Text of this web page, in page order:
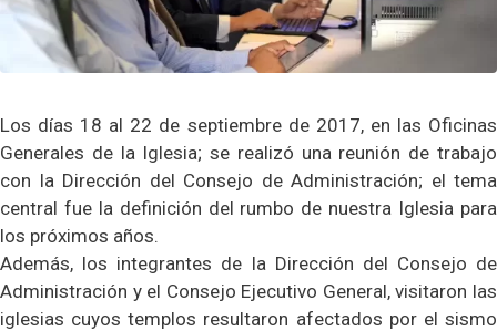
Los días 18 al 22 de septiembre de 2017, en las Oficinas
Generales de la Iglesia; se realizó una reunión de trabajo
con la Dirección del Consejo de Administración; el tema
central fue la definición del rumbo de nuestra Iglesia para
los próximos años.
Además, los integrantes de la Dirección del Consejo de
Administración y el Consejo Ejecutivo General, visitaron las
iglesias cuyos templos resultaron afectados por el sismo